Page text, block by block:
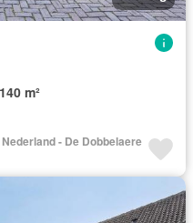
140 m²
- De Dobbelaere